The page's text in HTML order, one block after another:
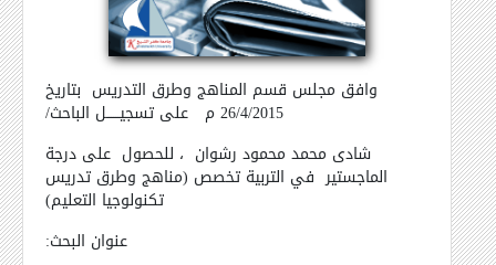
وافق مجلس قسم المناهج وطرق التدريس بتاريخ
26/4/2015 م
على تسجيــــــل الباحث/
شادى محمد محمود رشوان ، للحصول على درجة
الماجستير في التربية تخصص (مناهج وطرق تدريس
تكنولوجيا التعليم)
عنوان البحث: